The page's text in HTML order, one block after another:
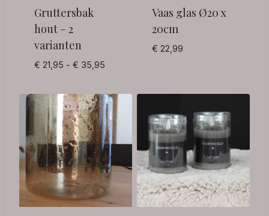
Gruttersbak
hout – 2
varianten
€ 21,95 - € 35,95Prijsklasse:
tot
€ 35,95
Vaas glas Ø20 x
20cm
€ 22,99